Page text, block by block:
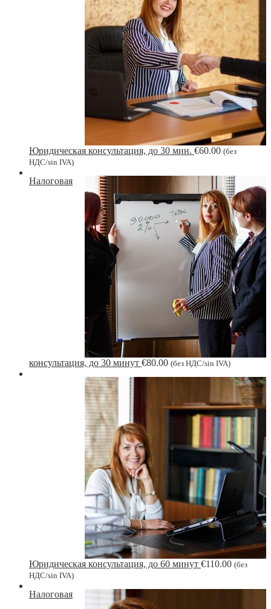
Юридическая консультация, до 30 мин. €60.00 (без
НДС/sin IVA)
Налоговая
консультация, до 30 минут €80.00 (без НДС/sin IVA)
Юридическая консультация, до 60 минут €110.00 (без
НДС/sin IVA)
Налоговая